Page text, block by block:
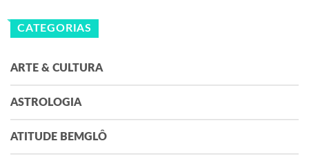
CATEGORIAS
ARTE & CULTURA
ASTROLOGIA
ATITUDE BEMGLÔ